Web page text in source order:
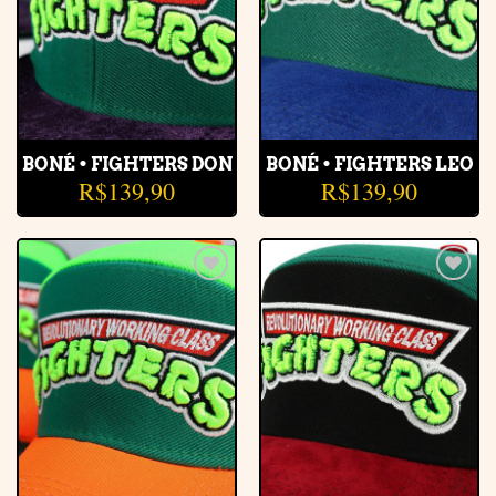
BONÉ • FIGHTERS DON
R$139,90
BONÉ • FIGHTERS LEO
R$139,90
Adicionar
à lista de
desejos
Adicionar
à lista de
desejos